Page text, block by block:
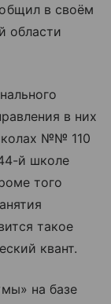
в своём
области
в них
№№ 110
й школе
того
такое
квант.
на базе